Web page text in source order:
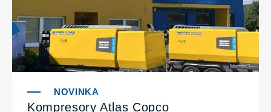
Kompresory Atlas Copco